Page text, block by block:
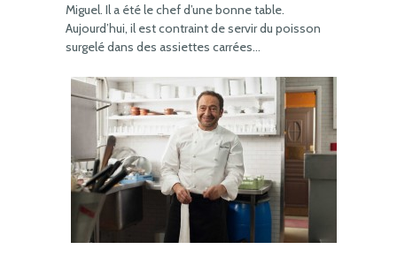
Miguel. Il a été le chef d’une bonne table.
Aujourd’hui, il est contraint de servir du poisson
surgelé dans des assiettes carrées…